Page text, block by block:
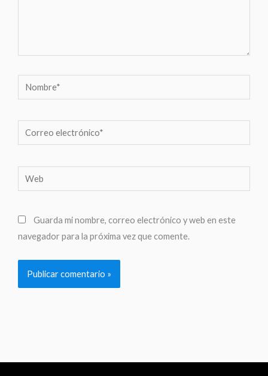
Nombre*
Correo
electrónico*
Web
Guarda mi nombre, correo electrónico y web en este
navegador para la próxima vez que comente.